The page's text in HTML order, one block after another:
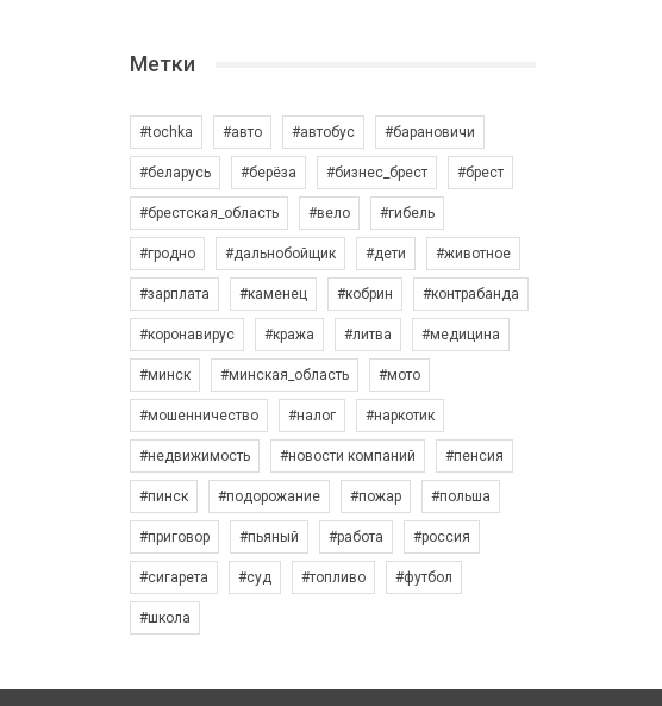
Метки
#tochka #авто #автобус #барановичи
#беларусь #берёза #бизнес_брест #брест
#брестская_область #вело #гибель
#гродно #дальнобойщик #дети #животное
#зарплата #каменец #кобрин #контрабанда
#коронавирус #кража #литва #медицина
#минск #минская_область #мото
#мошенничество #налог #наркотик
#недвижимость #новости компаний #пенсия
#пинск #подорожание #пожар #польша
#приговор #пьяный #работа #россия
#сигарета #суд #топливо #футбол
#школа